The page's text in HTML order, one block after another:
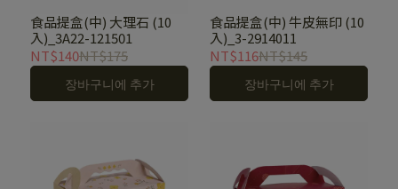
食品提盒(中) 大理石 (10
入)_3A22-121501
NT$140NT$175
장바구니에 추가
食品提盒(中) 牛皮無印 (10
入)_3-2914011
NT$116NT$145
장바구니에 추가